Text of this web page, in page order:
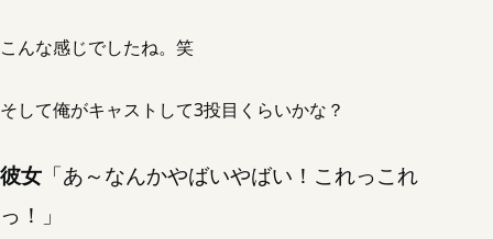
こんな感じでしたね。笑
そして俺がキャストして3投目くらいかな？
彼女 「あ～なんかやばいやばい！これっこれ
っ！」